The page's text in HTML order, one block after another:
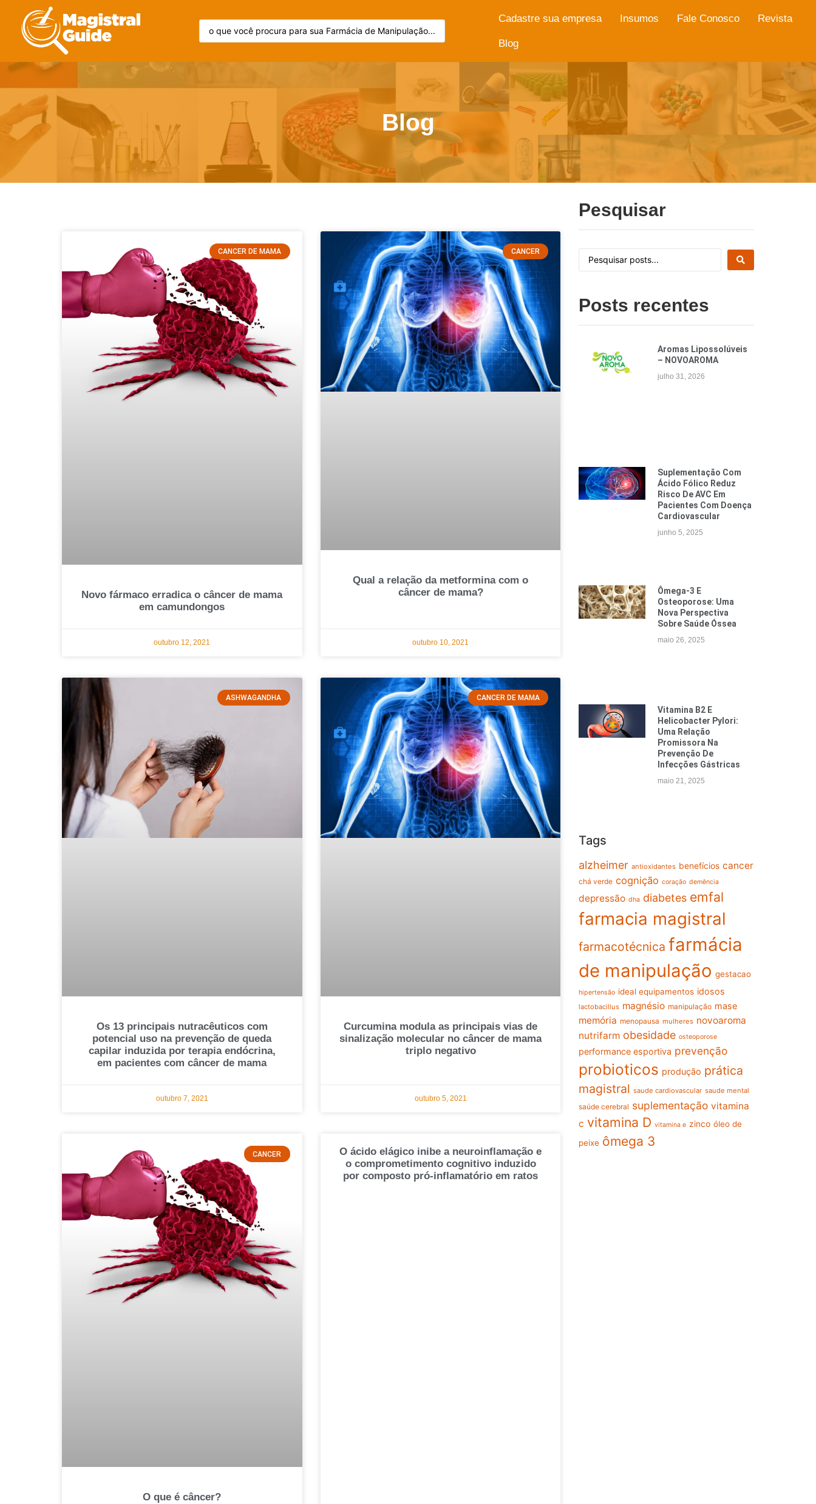
Cadastre sua empresa Insumos Fale Conosco Revista
Blog
Blog
CANCER DE MAMA
Novo fármaco erradica o câncer de mama
em camundongos
outubro 12, 2021
CANCER
Qual a relação da metformina com o
câncer de mama?
outubro 10, 2021
ASHWAGANDHA
Os 13 principais nutracêuticos com
potencial uso na prevenção de queda
capilar induzida por terapia endócrina,
em pacientes com câncer de mama
outubro 7, 2021
CANCER DE MAMA
Curcumina modula as principais vias de
sinalização molecular no câncer de mama
triplo negativo
outubro 5, 2021
CANCER
O que é câncer?
O ácido elágico inibe a neuroinflamação e
o comprometimento cognitivo induzido
por composto pró-inflamatório em ratos
Pesquisar
Posts recentes
Aromas Lipossolúveis
– NOVOAROMA
julho 31, 2026
Suplementação Com
Ácido Fólico Reduz
Risco De AVC Em
Pacientes Com Doença
Cardiovascular
junho 5, 2025
Ômega-3 E
Osteoporose: Uma
Nova Perspectiva
Sobre Saúde Óssea
maio 26, 2025
Vitamina B2 E
Helicobacter Pylori:
Uma Relação
Promissora Na
Prevenção De
Infecções Gástricas
maio 21, 2025
Tags
alzheimer antioxidantes benefícios cancer
chá verde cognição coração demência
depressão dha diabetes emfal
farmacia magistral
farmacotécnica farmácia
de manipulação gestacao
hipertensão ideal equipamentos idosos
lactobacillus magnésio manipulação mase
memória menopausa mulheres novoaroma
nutrifarm obesidade osteoporose
performance esportiva prevenção
probioticos produção prática
magistral saude cardiovascular saude mental
saúde cerebral suplementação vitamina
c vitamina D vitamina e zinco óleo de
peixe ômega 3